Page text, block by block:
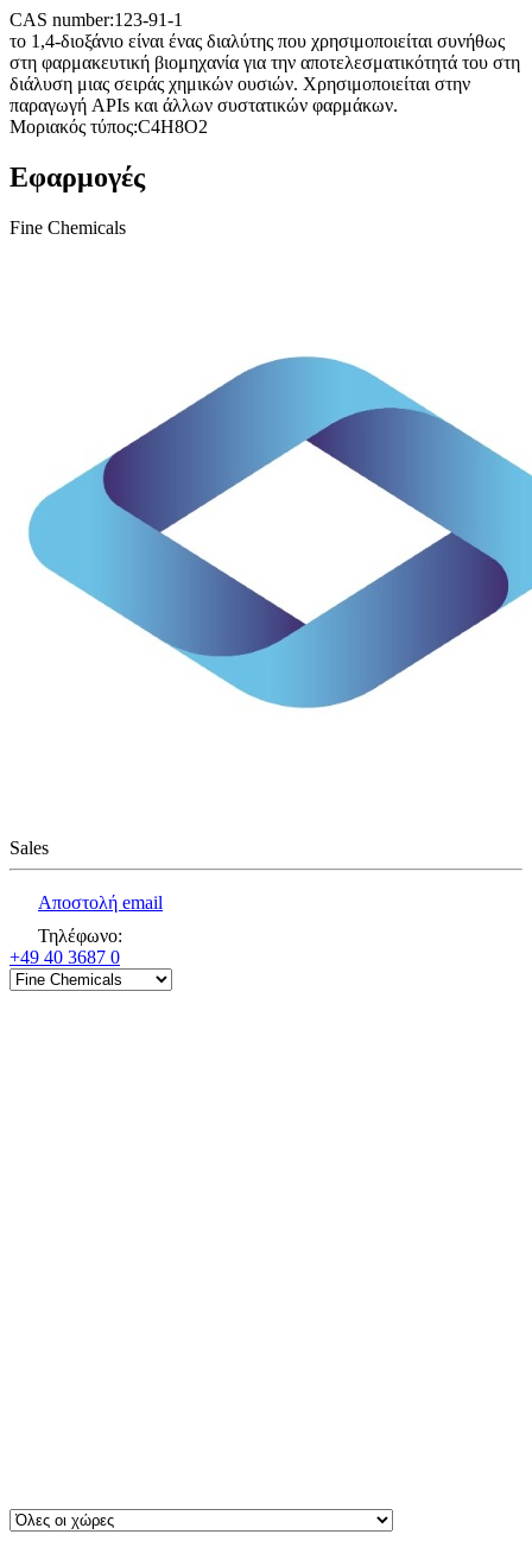
CAS number:123-91-1
το 1,4-διοξάνιο είναι ένας διαλύτης που χρησιμοποιείται συνήθως
στη φαρμακευτική βιομηχανία για την αποτελεσματικότητά του στη
διάλυση μιας σειράς χημικών ουσιών. Χρησιμοποιείται στην
παραγωγή APIs και άλλων συστατικών φαρμάκων.
Μοριακός τύπος:C4H8O2
Εφαρμογές
Fine Chemicals
Sales
Αποστολή email
Τηλέφωνο:
+49 40 3687 0